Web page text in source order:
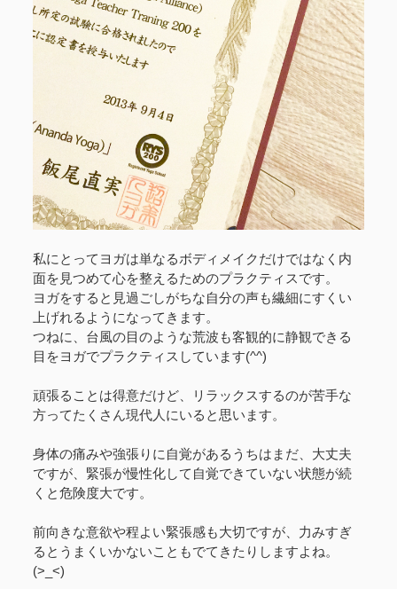
私にとってヨガは単なるボディメイクだけではなく内
面を見つめて心を整えるためのプラクティスです。
ヨガをすると見過ごしがちな自分の声も繊細にすくい
上げれるようになってきます。
つねに、台風の目のような荒波も客観的に静観できる
目をヨガでプラクティスしています(^^)
頑張ることは得意だけど、リラックスするのが苦手な
方ってたくさん現代人にいると思います。
身体の痛みや強張りに自覚があるうちはまだ、大丈夫
ですが、緊張が慢性化して自覚できていない状態が続
くと危険度大です。
前向きな意欲や程よい緊張感も大切ですが、力みすぎ
るとうまくいかないこともでてきたりしますよね。
(>_<)